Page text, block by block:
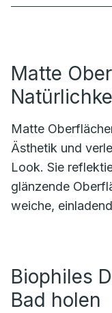
Matte
Matte
Ästhetik und
Look. Sie
glänzende
weiche,
Biophiles
Bad holen